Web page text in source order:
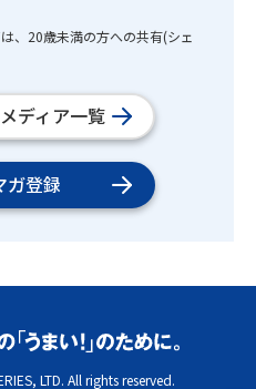
、20歳未満の方への共有(シェ
ディア一覧
ガ登録
LTD. All rights reserved.